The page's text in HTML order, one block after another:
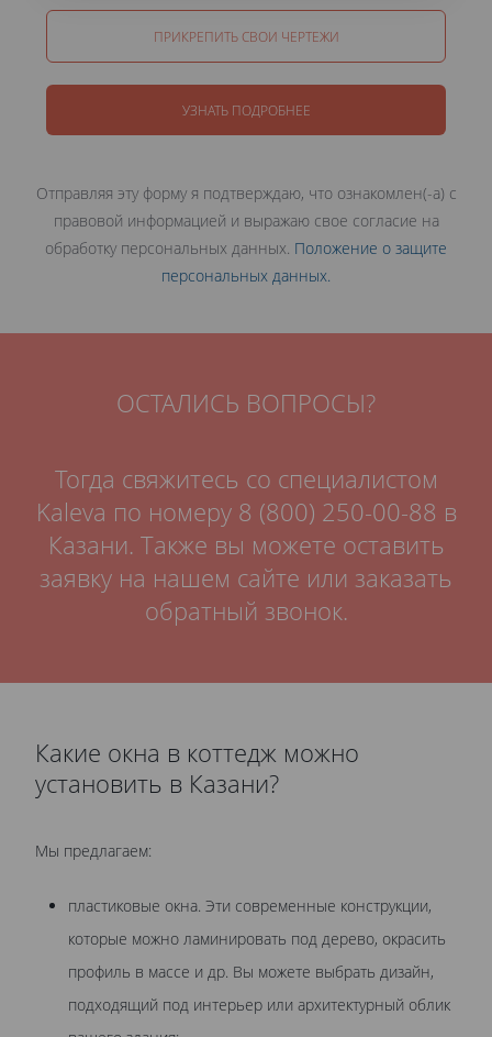
ПРИКРЕПИТЬ СВОИ ЧЕРТЕЖИ
УЗНАТЬ ПОДРОБНЕЕ
Отправляя эту форму я подтверждаю, что ознакомлен(-а) с
правовой информацией и выражаю свое согласие на
обработку персональных данных. Положение о защите
персональных данных.
ОСТАЛИСЬ ВОПРОСЫ?
Тогда свяжитесь со специалистом
Kaleva по номеру 8 (800) 250-00-88 в
Казани. Также вы можете оставить
заявку на нашем сайте или заказать
обратный звонок.
Какие окна в коттедж можно
установить в Казани?
Мы предлагаем:
пластиковые окна. Эти современные конструкции,
которые можно ламинировать под дерево, окрасить
профиль в массе и др. Вы можете выбрать дизайн,
подходящий под интерьер или архитектурный облик